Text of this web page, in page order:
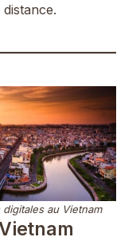
au Vietnam